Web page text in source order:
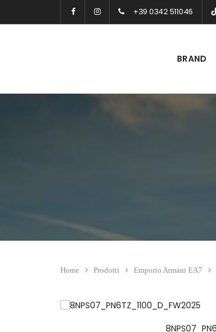
+39 0342 511046
BRAND
Home Prodotti Emporio Armani EA7